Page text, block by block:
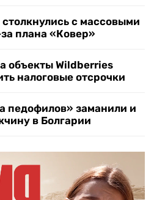
с массовыми
плана «Ковер»
объекты Wildberries
налоговые отсрочки
педофилов» заманили и
в Болгарии